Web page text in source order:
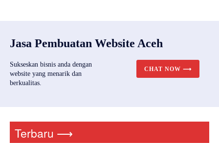
Jasa Pembuatan Website Aceh
Sukseskan bisnis anda dengan
website yang menarik dan
berkualitas.
CHAT NOW ⟶
Terbaru ⟶